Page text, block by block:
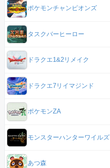
ポケモンチャンピオンズ
タスクバーヒーロー
ドラクエ1&2リメイク
ドラクエ7リイマジンド
ポケモンZA
モンスターハンターワイルズ
あつ森